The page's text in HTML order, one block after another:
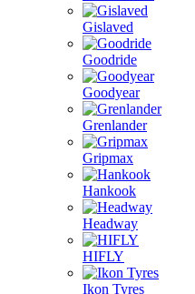
Gislaved
Goodride
Goodyear
Grenlander
Gripmax
Hankook
Headway
HIFLY
Ikon Tyres